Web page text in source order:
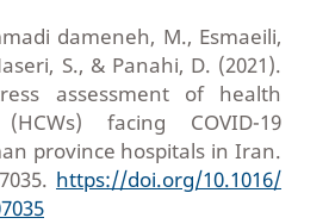
dameneh, M., Esmaeili,
S., & Panahi, D. (2021).
assessment of health
facing COVID-19
province hospitals in Iran.
https://doi.org/10.1016/